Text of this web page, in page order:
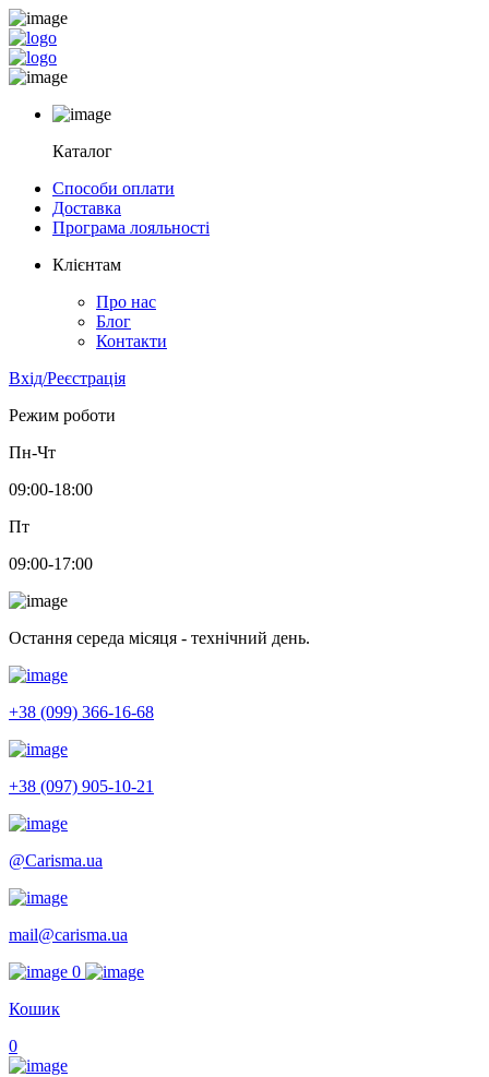
Каталог
Способи оплати
Доставка
Програма лояльності
Клієнтам
Про нас
Блог
Контакти
Вхід/Реєстрація
Режим роботи
Пн-Чт
09:00-18:00
Пт
09:00-17:00
Остання середа місяця - технічний день.
+38 (099) 366-16-68
+38 (097) 905-10-21
@Carisma.ua
mail@carisma.ua
0
Кошик
0